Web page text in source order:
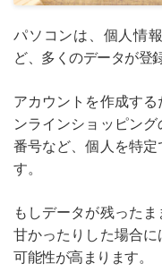
パソコンは、個人情
ど、多くのデータが登
アカウントを作成す
ンラインショッピン
番号など、個人を特
す。
もしデータが残った
甘かったりした場合に
可能性が高まります。